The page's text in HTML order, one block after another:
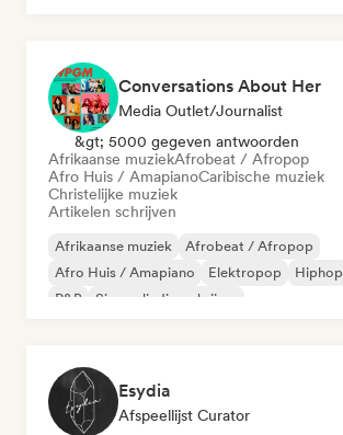
Conversations About Her
Media Outlet/Journalist
&gt; 5000 gegeven antwoorden
Afrikaanse muziekAfrobeat / Afropop
Afro Huis / AmapianoCaribische muziek
Christelijke muziek
Artikelen schrijven
Afrikaanse muziek
Afrobeat / Afropop
Afro Huis / Amapiano
Elektropop Hiphop
R&B
Singer-liedjesschrijver
Esydia
Afspeellijst Curator